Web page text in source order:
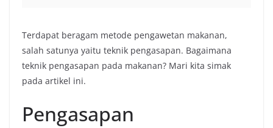
Terdapat beragam metode pengawetan makanan,
salah satunya yaitu teknik pengasapan. Bagaimana
teknik pengasapan pada makanan? Mari kita simak
pada artikel ini.
Pengasapan